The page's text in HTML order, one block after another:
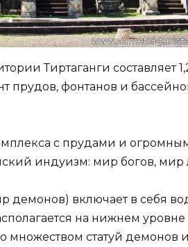
Тиртаганги составляет
прудов, фонтанов и
с прудами и
индуизм: мир богов,
демонов) включает в себя
на нижнем
множеством статуй демонов